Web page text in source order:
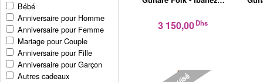
Bébé
Anniversaire pour Homme
Anniversaire pour Femme
Mariage pour Couple
Anniversaire pour Fille
Anniversaire pour Garçon
Autres cadeaux
3 150,00Dhs